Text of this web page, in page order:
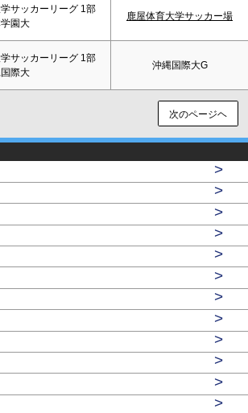
サッカーリーグ 1部
園大
鹿屋体育大学サッカー場
サッカーリーグ 1部
際大
沖縄国際大G
次のページヘ
>
>
>
>
>
>
>
>
>
>
>
>